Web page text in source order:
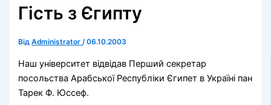
Гість з Єгипту
ВідAdministrator/06.10.2003
Наш університет відвідав Перший секретар
посольства Арабської Республіки Єгипет в Україні пан
Тарек Ф. Юссеф.